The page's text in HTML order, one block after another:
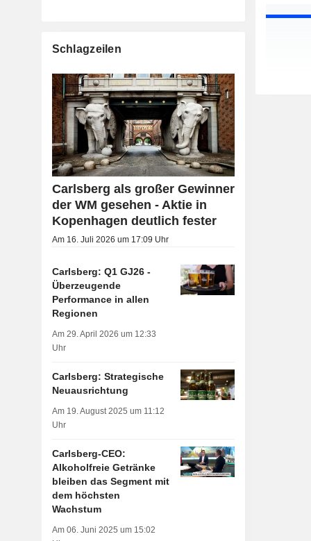
Schlagzeilen
Carlsberg als großer Gewinner
der WM gesehen - Aktie in
Kopenhagen deutlich fester
Am 16. Juli 2026 um 17:09 Uhr
Carlsberg: Q1 GJ26 -
Überzeugende
Performance in allen
Regionen
Am 29. April 2026 um 12:33
Uhr
Carlsberg: Strategische
Neuausrichtung
Am 19. August 2025 um 11:12
Uhr
Carlsberg-CEO:
Alkoholfreie Getränke
bleiben das Segment mit
dem höchsten
Wachstum
Am 06. Juni 2025 um 15:02